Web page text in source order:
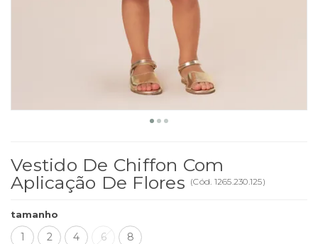
Vestido De Chiffon Com
Aplicação De Flores (Cód. 1265.230.125)
tamanho
1 2 4 6 8